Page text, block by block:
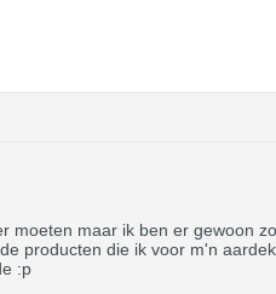
moeten maar ik ben er gewoon
producten die ik voor m'n
:p